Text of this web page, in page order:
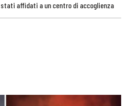
affidati a un centro di accoglienza